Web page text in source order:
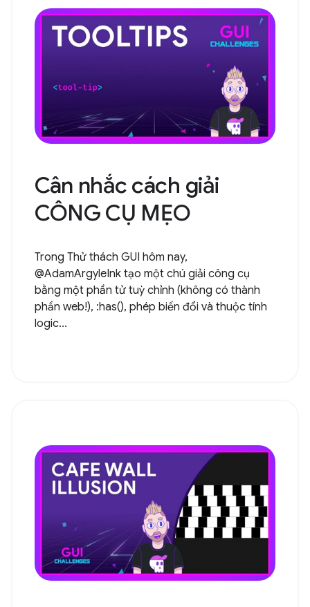
Cân nhắc cách giải
CÔNG CỤ MẸO
Trong Thử thách GUI hôm nay,
@AdamArgyleInk tạo một chú giải công cụ
bằng một phần tử tuỳ chỉnh (không có thành
phần web!), :has(), phép biến đổi và thuộc tính
logic...